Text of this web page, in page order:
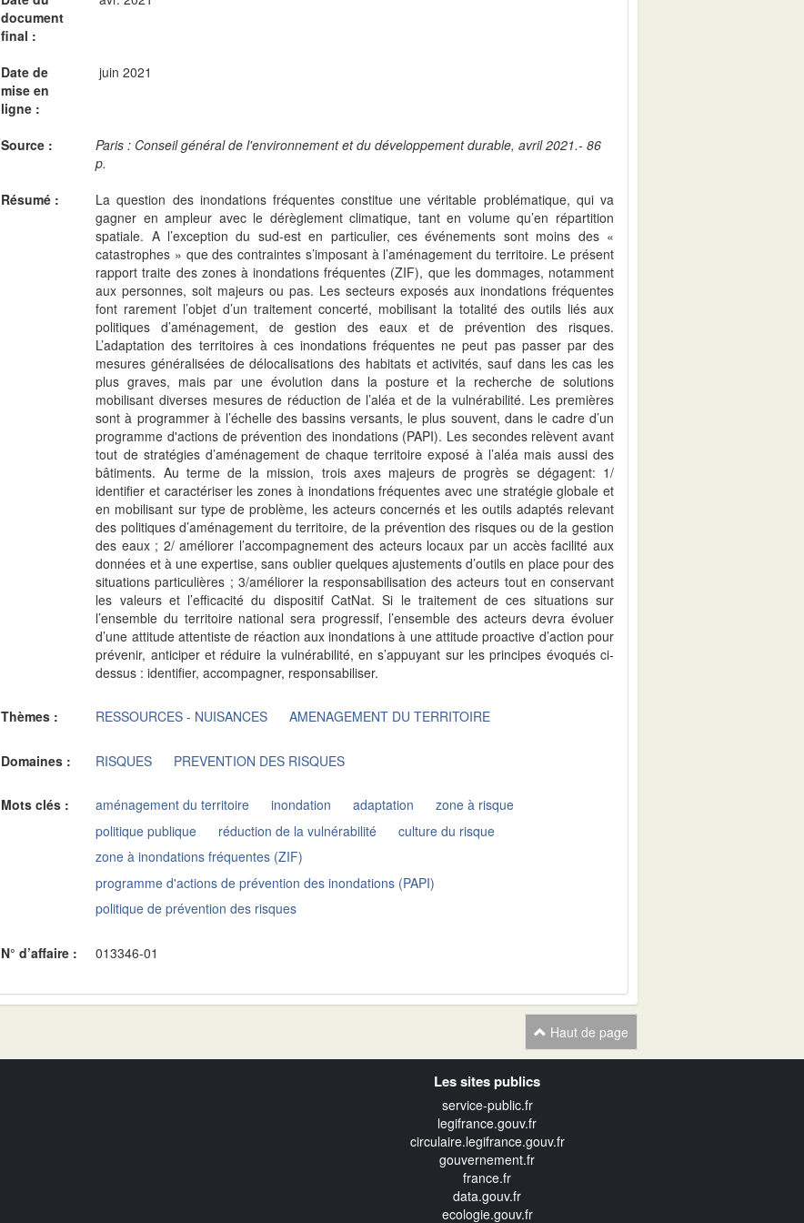
document
final :
Date de
mise en
ligne :
juin 2021
Source :
Paris : Conseil général de l'environnement et du développement durable, avril 2021.- 86
p.
Résumé :
La question des inondations fréquentes constitue une véritable problématique, qui va
gagner en ampleur avec le dérèglement climatique, tant en volume qu’en répartition
spatiale. A l’exception du sud-est en particulier, ces événements sont moins des «
catastrophes » que des contraintes s’imposant à l’aménagement du territoire. Le présent
rapport traite des zones à inondations fréquentes (ZIF), que les dommages, notamment
aux personnes, soit majeurs ou pas. Les secteurs exposés aux inondations fréquentes
font rarement l’objet d’un traitement concerté, mobilisant la totalité des outils liés aux
politiques d’aménagement, de gestion des eaux et de prévention des risques.
L’adaptation des territoires à ces inondations fréquentes ne peut pas passer par des
mesures généralisées de délocalisations des habitats et activités, sauf dans les cas les
plus graves, mais par une évolution dans la posture et la recherche de solutions
mobilisant diverses mesures de réduction de l’aléa et de la vulnérabilité. Les premières
sont à programmer à l’échelle des bassins versants, le plus souvent, dans le cadre d’un
programme d'actions de prévention des inondations (PAPI). Les secondes relèvent avant
tout de stratégies d’aménagement de chaque territoire exposé à l’aléa mais aussi des
bâtiments. Au terme de la mission, trois axes majeurs de progrès se dégagent: 1/
identifier et caractériser les zones à inondations fréquentes avec une stratégie globale et
en mobilisant sur type de problème, les acteurs concernés et les outils adaptés relevant
des politiques d’aménagement du territoire, de la prévention des risques ou de la gestion
des eaux ; 2/ améliorer l’accompagnement des acteurs locaux par un accès facilité aux
données et à une expertise, sans oublier quelques ajustements d’outils en place pour des
situations particulières ; 3/améliorer la responsabilisation des acteurs tout en conservant
les valeurs et l’efficacité du dispositif CatNat. Si le traitement de ces situations sur
l’ensemble du territoire national sera progressif, l’ensemble des acteurs devra évoluer
d’une attitude attentiste de réaction aux inondations à une attitude proactive d’action pour
prévenir, anticiper et réduire la vulnérabilité, en s’appuyant sur les principes évoqués ci-
dessus : identifier, accompagner, responsabiliser.
Thèmes : RESSOURCES - NUISANCES AMENAGEMENT DU TERRITOIRE
Domaines : RISQUES PREVENTION DES RISQUES
Mots clés : aménagement du territoire inondation adaptation
zone à risque
politique publique
réduction de la vulnérabilité
culture du risque
zone à inondations fréquentes (ZIF)
programme d'actions de prévention des inondations (PAPI)
politique de prévention des risques
N° d’affaire : 013346-01
Haut de page
Les sites publics
service-public.fr
legifrance.gouv.fr
circulaire.legifrance.gouv.fr
gouvernement.fr
france.fr
data.gouv.fr
ecologie.gouv.fr